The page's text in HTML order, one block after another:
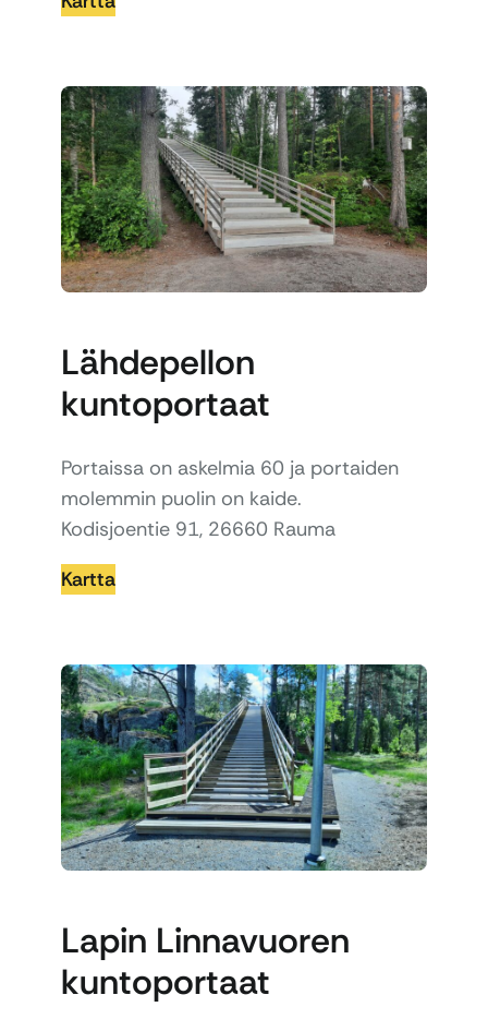
Lähdepellon
kuntoportaat
Portaissa on askelmia 60 ja portaiden
molemmin puolin on kaide.
Kodisjoentie 91, 26660 Rauma
Kartta
Lapin Linnavuoren
kuntoportaat